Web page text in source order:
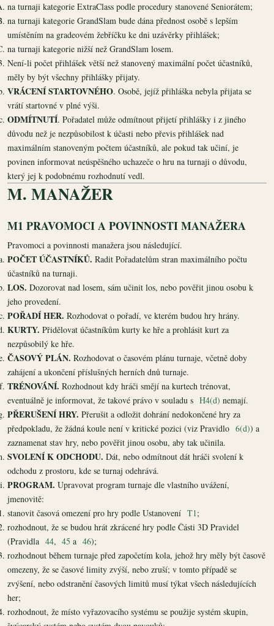
na turnaji kategorie ExtraClass podle procedury stanovené Seniorátem;
na turnaji kategorie GrandSlam bude dána přednost osobě s lepším
umístěním na gradeovém žebříčku ke dni uzávěrky přihlášek;
na turnaji kategorie nižší než GrandSlam losem.
Není-li počet přihlášek větší než stanovený maximální počet účastníků,
měly by být všechny přihlášky přijaty.
VRÁCENÍ STARTOVNÉHO. Osobě, jejíž přihláška nebyla přijata se
vrátí startovné v plné výši.
ODMÍTNUTÍ. Pořadatel může odmítnout přijetí přihlášky i z jiného
důvodu než je nezpůsobilost k účasti nebo převis přihlášek nad
maximálním stanoveným počtem účastníků, ale pokud tak učiní, je
povinen informovat neúspěšného uchazeče o hru na turnaji o důvodu,
který jej k podobnému rozhodnutí vedl.
M. MANAŽER
M1 PRAVOMOCI A POVINNOSTI MANAŽERA
Pravomoci a povinnosti manažera jsou následující.
POČET ÚČASTNÍKŮ. Radit Pořadatelům stran maximálního počtu
účastníků na turnaji.
LOS. Dozorovat nad losem, sám učinit los, nebo pověřit jinou osobu k
jeho provedení.
POŘADÍ HER. Rozhodovat o pořadí, ve kterém budou hry hrány.
KURTY. Přidělovat účastníkům kurty ke hře a prohlásit kurt za
nezpůsobilý ke hře.
ČASOVÝ PLÁN. Rozhodovat o časovém plánu turnaje, včetně doby
zahájení a ukončení příslušných herních dnů turnaje.
TRÉNOVÁNÍ. Rozhodnout kdy hráči smějí na kurtech trénovat,
eventuálně je informovat, že takové právo v souladu s H4(d) nemají.
PŘERUŠENÍ HRY. Přerušit a odložit dohrání nedokončené hry za
předpokladu, že žádná koule není v kritické pozici (viz Pravidlo 6(d)) a
zaznamenat stav hry, nebo pověřit jinou osobu, aby tak učinila.
SVOLENÍ K ODCHODU. Dát, nebo odmítnout dát hráči svolení k
odchodu z prostoru, kde se turnaj odehrává.
PROGRAM. Upravovat program turnaje dle vlastního uvážení,
jmenovitě:
stanovit časová omezení pro hry podle Ustanovení T1;
rozhodnout, že se budou hrát zkrácené hry podle Části 3D Pravidel
(Pravidla 44, 45 a 46);
rozhodnout během turnaje před započetím kola, jehož hry měly být časově
omezeny, že se časové limity zvýší, nebo zruší; v tomto případě se
zvýšení, nebo odstranění časových limitů musí týkat všech následujících
her;
rozhodnout, že místo vyřazovacího systému se použije systém skupin,